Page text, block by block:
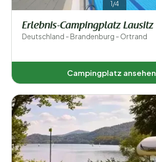
1/4
Erlebnis-Campingplatz Lausitz
Deutschland - Brandenburg - Ortrand
Campingplatz ansehen